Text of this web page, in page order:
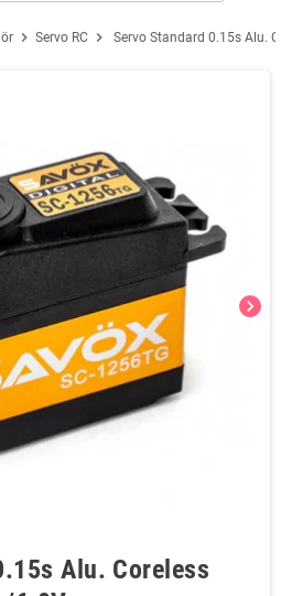
chevron_right Servo RC chevron_right Servo Standard 0.15s Alu.
chevron_right
Alu. Coreless